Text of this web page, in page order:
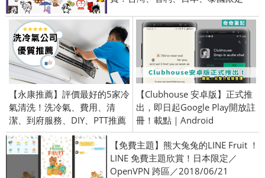
【永康推薦】評價最好的5家冷
氣清洗！洗冷氣、費用、清
潔、到府服務、DIY、PTT推薦
【Clubhouse 安卓版】正式推
出，即日起Google Play開放註
冊！載點｜Android
【免費主題】熊大兔兔的LINE Fruit ！
LINE 免費主題欣賞！日本限定／
OpenVPN 跨區／2018/06/21